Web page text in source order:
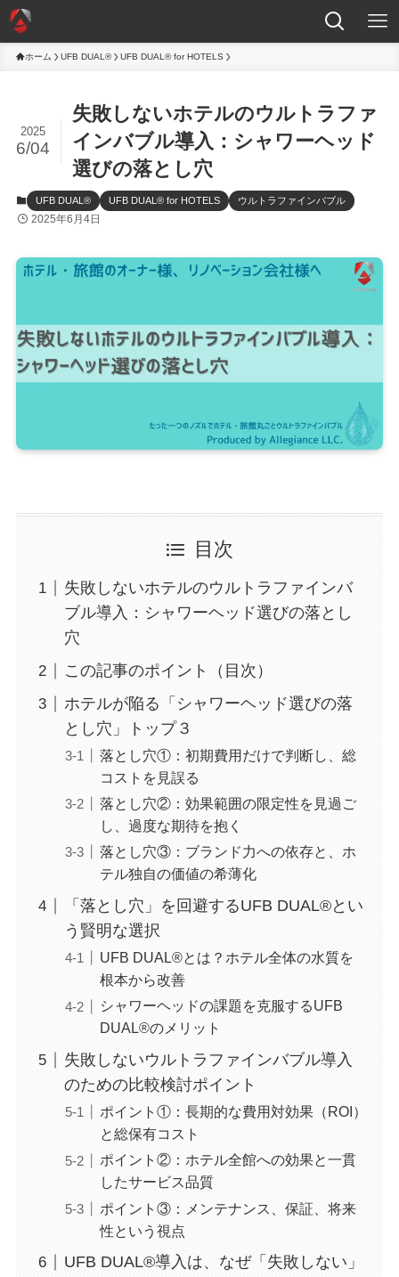
ホーム UFB DUAL® UFB DUAL® for HOTELS
失敗しないホテルのウルトラファ
インバブル導入：シャワーヘッド
選びの落とし穴
2025
6/04
UFB DUAL® UFB DUAL® for HOTELS ウルトラファインバブル
2025年6月4日
目次
失敗しないホテルのウルトラファインバ
ブル導入：シャワーヘッド選びの落とし
穴
この記事のポイント（目次）
ホテルが陥る「シャワーヘッド選びの落
とし穴」トップ３
落とし穴①：初期費用だけで判断し、総
コストを見誤る
落とし穴②：効果範囲の限定性を見過ご
し、過度な期待を抱く
落とし穴③：ブランド力への依存と、ホ
テル独自の価値の希薄化
「落とし穴」を回避するUFB DUAL®とい
う賢明な選択
UFB DUAL®とは？ホテル全体の水質を
根本から改善
シャワーヘッドの課題を克服するUFB
DUAL®のメリット
失敗しないウルトラファインバブル導入
のための比較検討ポイント
ポイント①：長期的な費用対効果（ROI）
と総保有コスト
ポイント②：ホテル全館への効果と一貫
したサービス品質
ポイント③：メンテナンス、保証、将来
性という視点
UFB DUAL®導入は、なぜ「失敗しない」